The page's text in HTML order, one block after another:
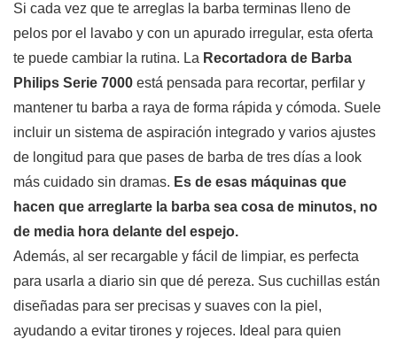
Si cada vez que te arreglas la barba terminas lleno de
pelos por el lavabo y con un apurado irregular, esta oferta
te puede cambiar la rutina. La Recortadora de Barba
Philips Serie 7000 está pensada para recortar, perfilar y
mantener tu barba a raya de forma rápida y cómoda. Suele
incluir un sistema de aspiración integrado y varios ajustes
de longitud para que pases de barba de tres días a look
más cuidado sin dramas. Es de esas máquinas que
hacen que arreglarte la barba sea cosa de minutos, no
de media hora delante del espejo.
Además, al ser recargable y fácil de limpiar, es perfecta
para usarla a diario sin que dé pereza. Sus cuchillas están
diseñadas para ser precisas y suaves con la piel,
ayudando a evitar tirones y rojeces. Ideal para quien